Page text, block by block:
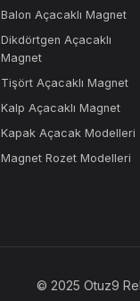
Balon Açacaklı Magnet
Dikdörtgen Açacaklı
Magnet
Tişört Açacaklı Magnet
Kalp Açacaklı Magnet
Kapak Açacak Modelleri
Magnet Rozet Modelleri
© 2025 Otuz9